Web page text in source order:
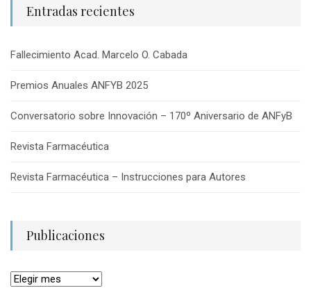
Entradas recientes
Fallecimiento Acad. Marcelo O. Cabada
Premios Anuales ANFYB 2025
Conversatorio sobre Innovación – 170º Aniversario de ANFyB
Revista Farmacéutica
Revista Farmacéutica – Instrucciones para Autores
Publicaciones